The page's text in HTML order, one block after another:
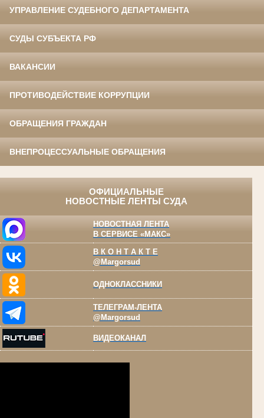
УПРАВЛЕНИЕ СУДЕБНОГО ДЕПАРТАМЕНТА
СУДЫ СУБЪЕКТА РФ
ВАКАНСИИ
ПРОТИВОДЕЙСТВИЕ КОРРУПЦИИ
ОБРАЩЕНИЯ ГРАЖДАН
ВНЕПРОЦЕССУАЛЬНЫЕ ОБРАЩЕНИЯ
ОФИЦИАЛЬНЫЕ
НОВОСТНЫЕ ЛЕНТЫ СУДА
НОВОСТНАЯ ЛЕНТА
В СЕРВИСЕ «МАКС»
В К О Н Т А К Т Е
@Margorsud
ОДНОКЛАССНИКИ
ТЕЛЕГРАМ-ЛЕНТА
@Margorsud
ВИДЕОКАНАЛ